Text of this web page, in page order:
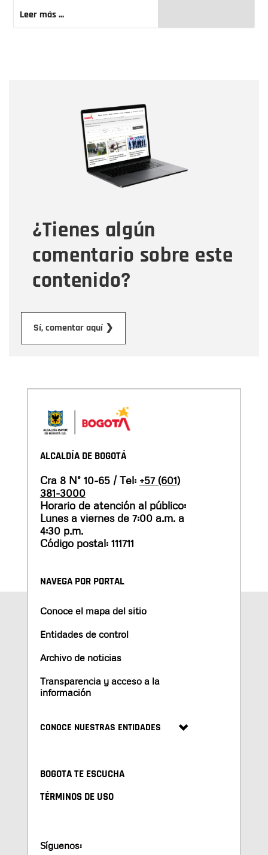
Leer más ...
¿Tienes algún
comentario sobre este
contenido?
Sí, comentar aquí ❯
Correo electrónico
Tipo de comentario
Mensaje
ALCALDÍA DE BOGOTÁ
Cra 8 N° 10-65 / Tel: +57 (601)
381-3000
Horario de atención al público:
Lunes a viernes de 7:00 a.m. a
4:30 p.m.
Código postal: 111711
NAVEGA POR PORTAL
Conoce el mapa del sitio
Entidades de control
Archivo de noticias
Transparencia y acceso a la
información
CONOCE NUESTRAS ENTIDADES
BOGOTA TE ESCUCHA
TÉRMINOS DE USO
Síguenos: